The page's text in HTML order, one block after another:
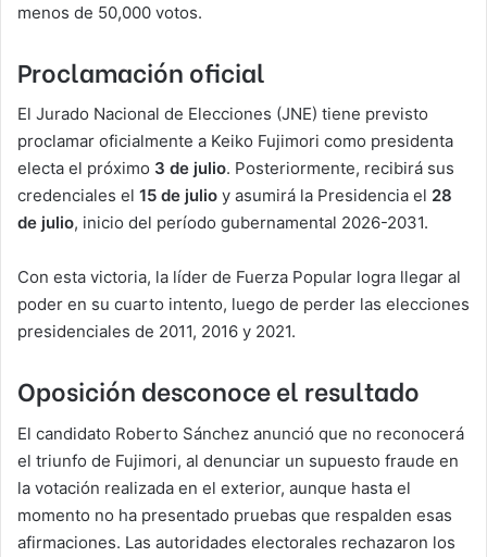
menos de 50,000 votos.
Proclamación oficial
El Jurado Nacional de Elecciones (JNE) tiene previsto
proclamar oficialmente a Keiko Fujimori como presidenta
electa el próximo 3 de julio. Posteriormente, recibirá sus
credenciales el 15 de julio y asumirá la Presidencia el 28
de julio, inicio del período gubernamental 2026-2031.
Con esta victoria, la líder de Fuerza Popular logra llegar al
poder en su cuarto intento, luego de perder las elecciones
presidenciales de 2011, 2016 y 2021.
Oposición desconoce el resultado
El candidato Roberto Sánchez anunció que no reconocerá
el triunfo de Fujimori, al denunciar un supuesto fraude en
la votación realizada en el exterior, aunque hasta el
momento no ha presentado pruebas que respalden esas
afirmaciones. Las autoridades electorales rechazaron los